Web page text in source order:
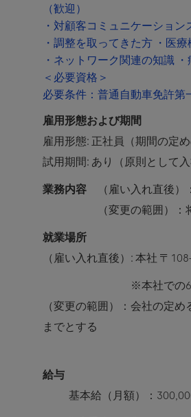
（歓迎）
・対顧客コミュニケーショ
・調整を取ってきた方 ・医
・ネットワーク関連の知識
＜必要資格＞
必要条件：普通自動車免許第
雇用形態および期間
雇用形態: 正社員（期間の定め
試用期間: あり（原則として
業務内容 （雇い入れ直後）
（変更の範囲）：将来
就業場所
（雇い入れ直後）: 本社 〒
※本社での6か月間の
（変更の範囲）：会社の定
までとする
給与
基本給（月額）：300,000